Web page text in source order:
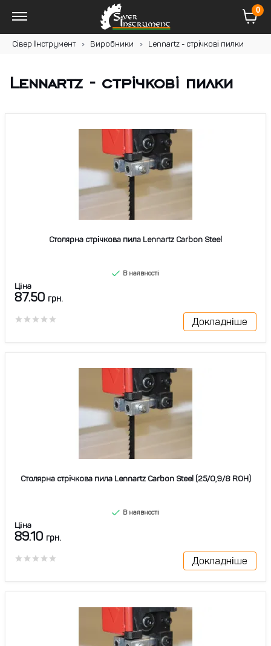
0
Сівер Інструмент Виробники Lennartz - стрічкові пилки
Lennartz - стрічкові пилки
Столярна стрічкова пила Lennartz Carbon Steel
В наявності
Ціна
87.50 грн.
Докладніше
Столярна стрічкова пила Lennartz Carbon Steel (25/0,9/8 ROH)
В наявності
Ціна
89.10 грн.
Докладніше